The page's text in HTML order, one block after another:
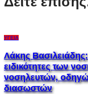
ΥΓΕΊΑ
Λάκης
ειδικότητες των
νοσηλευτών,
διασωστών